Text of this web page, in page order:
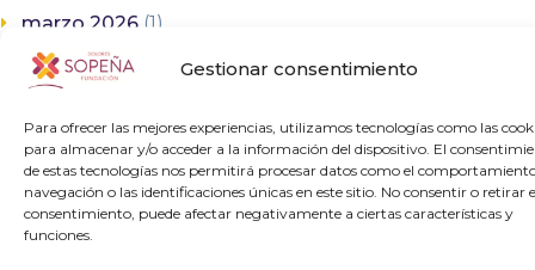
Gestionar consentimiento
Para ofrecer las mejores experiencias, utilizamos tecnologías como las
para almacenar y/o acceder a la información del dispositivo. El
de estas tecnologías nos permitirá procesar datos como el
navegación o las identificaciones únicas en este sitio. No consentir o retirar
consentimiento, puede afectar negativamente a ciertas características y
funciones.
marzo 2026 (1)
octubre 2025
julio 2025(1)
junio 2025(5)
mayo 2025(1)
febrero 2025